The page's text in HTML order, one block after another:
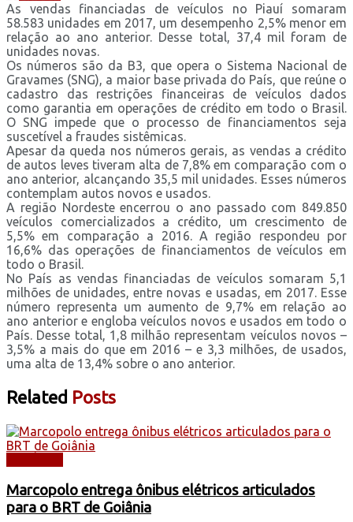
As vendas financiadas de veículos no Piauí somaram
58.583 unidades em 2017, um desempenho 2,5% menor em
relação ao ano anterior. Desse total, 37,4 mil foram de
unidades novas.
Os números são da B3, que opera o Sistema Nacional de
Gravames (SNG), a maior base privada do País, que reúne o
cadastro das restrições financeiras de veículos dados
como garantia em operações de crédito em todo o Brasil.
O SNG impede que o processo de financiamentos seja
suscetível a fraudes sistêmicas.
Apesar da queda nos números gerais, as vendas a crédito
de autos leves tiveram alta de 7,8% em comparação com o
ano anterior, alcançando 35,5 mil unidades. Esses números
contemplam autos novos e usados.
A região Nordeste encerrou o ano passado com 849.850
veículos comercializados a crédito, um crescimento de
5,5% em comparação a 2016. A região respondeu por
16,6% das operações de financiamentos de veículos em
todo o Brasil.
No País as vendas financiadas de veículos somaram 5,1
milhões de unidades, entre novas e usadas, em 2017. Esse
número representa um aumento de 9,7% em relação ao
ano anterior e engloba veículos novos e usados em todo o
País. Desse total, 1,8 milhão representam veículos novos –
3,5% a mais do que em 2016 – e 3,3 milhões, de usados,
uma alta de 13,4% sobre o ano anterior.
Related Posts
Marcopolo entrega ônibus elétricos articulados
para o BRT de Goiânia